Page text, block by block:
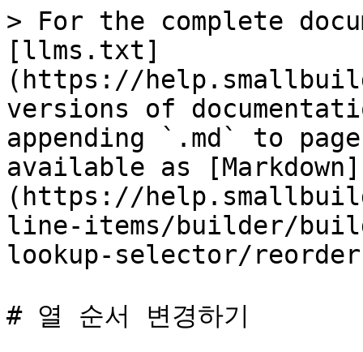
> For the complete
[llms.txt]
(https://
versions of
appending `.md` to
available as [Markdown]
(https://
line-items/builder/
lookup-selector/
# 열 순서 변경하기